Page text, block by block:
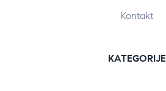
Kontakt
KATEGORIJE